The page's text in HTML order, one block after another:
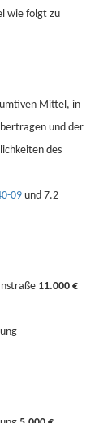
wie folgt zu
Mittel, in
und der
des
09 und 7.2
11.000 €